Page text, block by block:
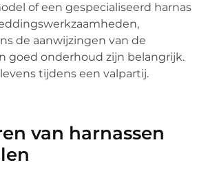
of een gespecialiseerd harnas
de aanwijzingen van de
goed onderhoud zijn belangrijk.
tijdens een valpartij.
van harnassen